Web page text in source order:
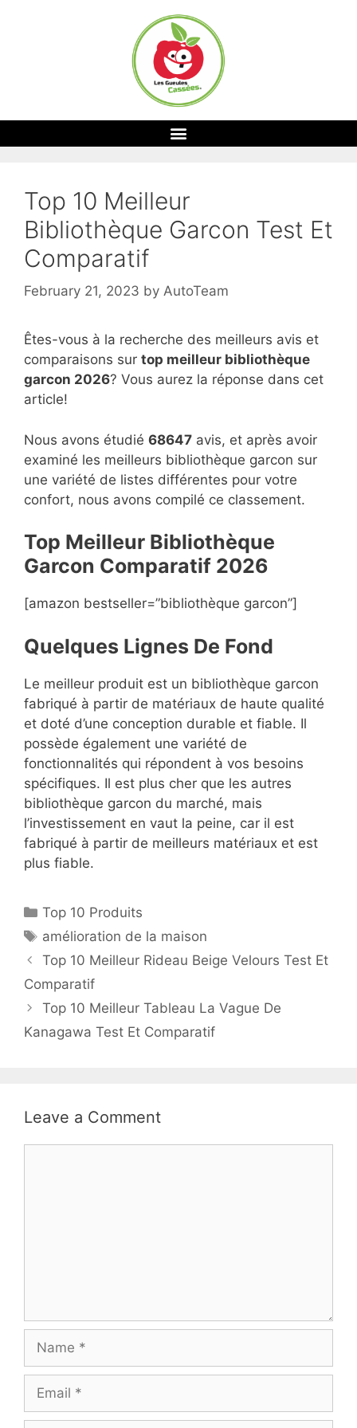
Top 10 Meilleur
Bibliothèque Garcon Test Et
Comparatif
February 21, 2023 by AutoTeam
Êtes-vous à la recherche des meilleurs avis et
comparaisons sur top meilleur bibliothèque
garcon 2026? Vous aurez la réponse dans cet
article!
Nous avons étudié 68647 avis, et après avoir
examiné les meilleurs bibliothèque garcon sur
une variété de listes différentes pour votre
confort, nous avons compilé ce classement.
Top Meilleur Bibliothèque
Garcon Comparatif 2026
[amazon bestseller=”bibliothèque garcon”]
Quelques Lignes De Fond
Le meilleur produit est un bibliothèque garcon
fabriqué à partir de matériaux de haute qualité
et doté d’une conception durable et fiable. Il
possède également une variété de
fonctionnalités qui répondent à vos besoins
spécifiques. Il est plus cher que les autres
bibliothèque garcon du marché, mais
l’investissement en vaut la peine, car il est
fabriqué à partir de meilleurs matériaux et est
plus fiable.
Top 10 Produits
amélioration de la maison
Top 10 Meilleur Rideau Beige Velours Test Et
Comparatif
Top 10 Meilleur Tableau La Vague De
Kanagawa Test Et Comparatif
Leave a Comment